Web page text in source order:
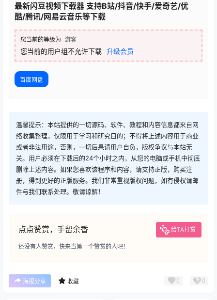
最新闪豆视频下载器 支持B站/抖音/快手/爱奇艺/优
酷/腾讯/网易云音乐等下载
您当前的等级为 游客
您当前的用户组不允许下载 升级会员
百度网盘
温馨提示：本站提供的一切源码、软件、教程和内容信息都来自网
络收集整理，仅限用于学习和研究目的；不得将上述内容用于商业
或者非法用途，否则，一切后果请用户自负，版权争议与本站无
关。用户必须在下载后的24个小时之内，从您的电脑或手机中彻底
删除上述内容。如果您喜欢该程序和内容，请支持正版，购买注
册，得到更好的正版服务。我们非常重视版权问题，如有侵权请邮
件与我们联系处理。敬请谅解！
点点赞赏，手留余香 给TA打赏
还没有人赞赏，快来当第一个赞赏的人吧！
海报分享 收藏 0 0